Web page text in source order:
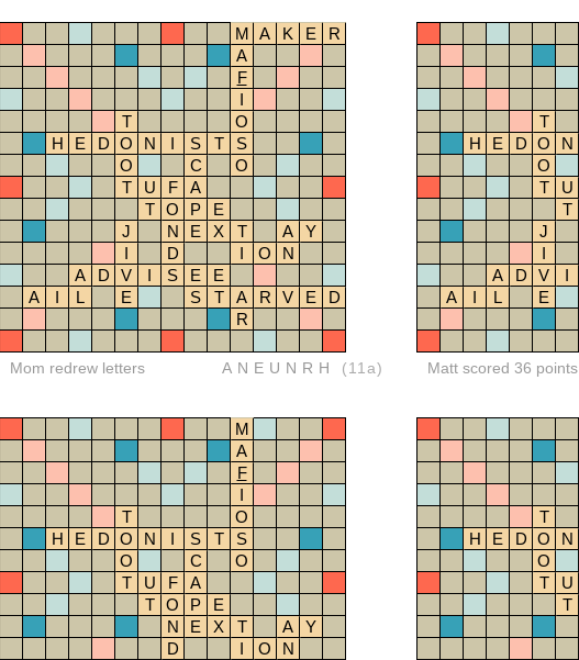
M A K E
R
A
F
I
T
O
H
E D O N I S T
S
O
C
O
T
U F
A
T
O P
E
J
N E X T A
Y
I
D I O
N
A
D V I S E
E
A
I L E S T A R V E
D
R
Mom redrew letters ANEUNRH (11a)
T
H
E D O N
O
T
U
T
J
I
A
D V I
A
I L E
Matt scored 36 points
M
A
F
I
T
O
H
E D O N I S T
S
O
C
O
T
U F
A
T
O P
E
N
E X T A
Y
D
I O
N
T
H
E D O N
O
T
U
T